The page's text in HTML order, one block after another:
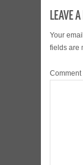
LEAVE
Your
fields are
Comment